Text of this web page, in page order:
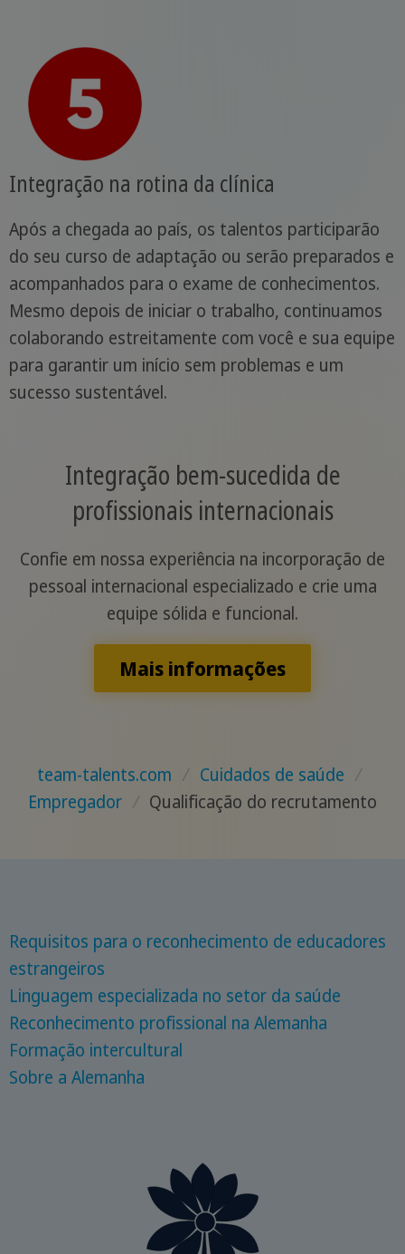
Integração na rotina da clínica
Após a chegada ao país, os talentos participarão
do seu curso de adaptação ou serão preparados e
acompanhados para o exame de conhecimentos.
Mesmo depois de iniciar o trabalho, continuamos
colaborando estreitamente com você e sua equipe
para garantir um início sem problemas e um
sucesso sustentável.
Integração bem-sucedida de
profissionais internacionais
Confie em nossa experiência na incorporação de
pessoal internacional especializado e crie uma
equipe sólida e funcional.
Mais informações
team-talents.com / Cuidados de saúde /
Empregador / Qualificação do recrutamento
Requisitos para o reconhecimento de educadores
estrangeiros
Linguagem especializada no setor da saúde
Reconhecimento profissional na Alemanha
Formação intercultural
Sobre a Alemanha